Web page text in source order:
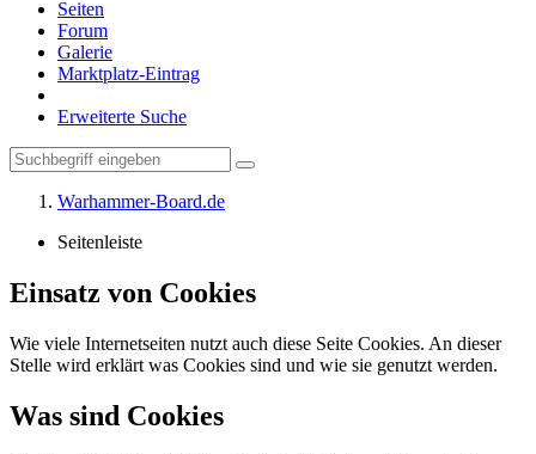
Seiten
Forum
Galerie
Marktplatz-Eintrag
Erweiterte Suche
Warhammer-Board.de
Seitenleiste
Einsatz von Cookies
Wie viele Internetseiten nutzt auch diese Seite Cookies. An dieser
Stelle wird erklärt was Cookies sind und wie sie genutzt werden.
Was sind Cookies